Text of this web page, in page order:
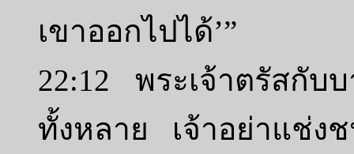
เขาออกไปได้’”
22:12 พระเจ้าตรัสกับ
ทั้งหลาย เจ้าอย่าแช่ง